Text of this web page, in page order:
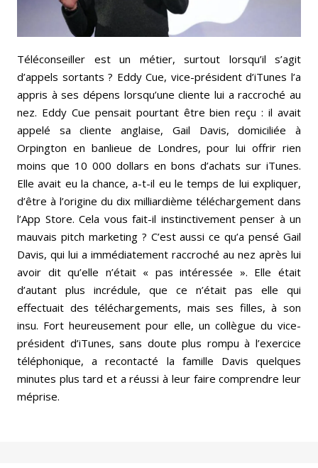
Téléconseiller est un métier, surtout lorsqu’il s’agit
d’appels sortants ? Eddy Cue, vice-président d’iTunes l’a
appris à ses dépens lorsqu’une cliente lui a raccroché au
nez. Eddy Cue pensait pourtant être bien reçu : il avait
appelé sa cliente anglaise, Gail Davis, domiciliée à
Orpington en banlieue de Londres, pour lui offrir rien
moins que 10 000 dollars en bons d’achats sur iTunes.
Elle avait eu la chance, a-t-il eu le temps de lui expliquer,
d’être à l’origine du dix milliardième téléchargement dans
l’App Store. Cela vous fait-il instinctivement penser à un
mauvais pitch marketing ? C’est aussi ce qu’a pensé Gail
Davis, qui lui a immédiatement raccroché au nez après lui
avoir dit qu’elle n’était « pas intéressée ». Elle était
d’autant plus incrédule, que ce n’était pas elle qui
effectuait des téléchargements, mais ses filles, à son
insu. Fort heureusement pour elle, un collègue du vice-
président d’iTunes, sans doute plus rompu à l’exercice
téléphonique, a recontacté la famille Davis quelques
minutes plus tard et a réussi à leur faire comprendre leur
méprise.